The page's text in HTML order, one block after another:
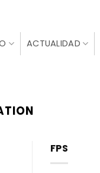
ACTUALIDAD
FPS